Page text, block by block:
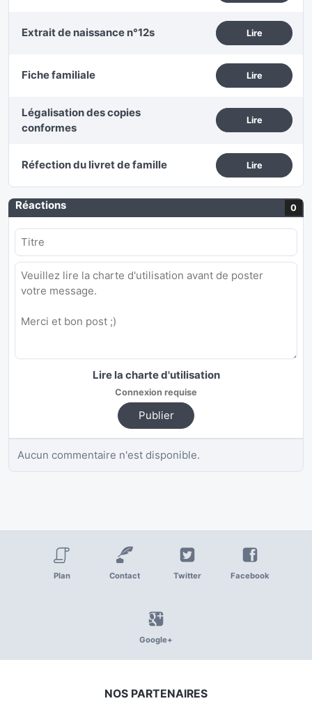
Extrait de naissance n°12s Lire
Fiche familiale Lire
Légalisation des copies
conformes
Lire
Réfection du livret de famille Lire
Réactions 0
Lire la charte d'utilisation
Connexion requise
Publier
Aucun commentaire n'est disponible.
Plan Contact Twitter Facebook
Google+
NOS PARTENAIRES